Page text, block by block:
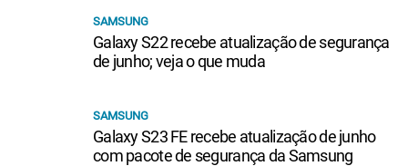
SAMSUNG
Galaxy S22 recebe atualização de segurança
de junho; veja o que muda
SAMSUNG
Galaxy S23 FE recebe atualização de junho
com pacote de segurança da Samsung